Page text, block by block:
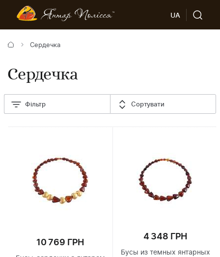
UA
Сердечка
Сердечка
Фільтр Сортувати
10 769 ГРН
4 348 ГРН
Бусы из темных янтарных